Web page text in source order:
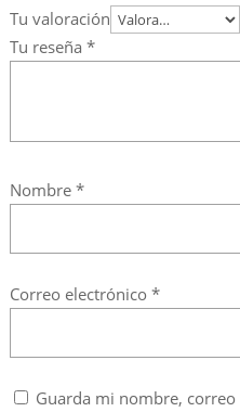
Tu valoración
Tu reseña *
Nombre *
Correo electrónico *
Guarda mi nombre,